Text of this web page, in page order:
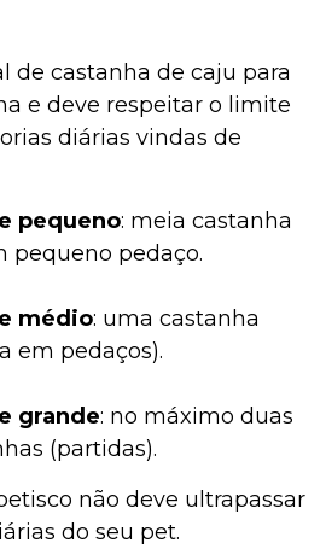
de castanha de caju para
e deve respeitar o limite
diárias vindas de
pequeno: meia castanha
pequeno pedaço.
médio: uma castanha
em pedaços).
grande: no máximo duas
(partidas).
não deve ultrapassar
do seu pet.